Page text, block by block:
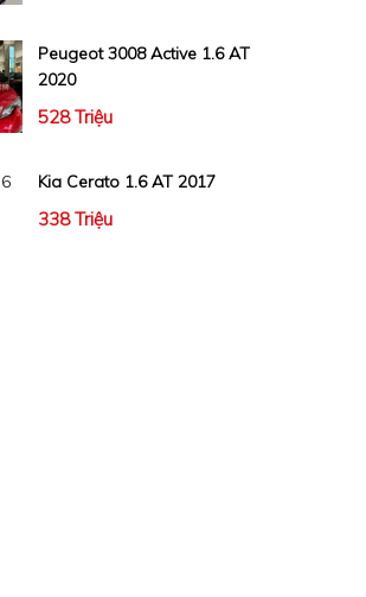
Peugeot 3008 Active 1.6 AT
2020
528 Triệu
Kia Cerato 1.6 AT 2017
338 Triệu